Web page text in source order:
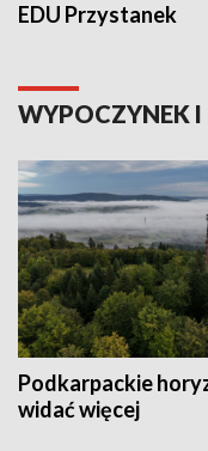
EDU Przystanek
WYPOCZYNEK I
Podkarpackie
widać więcej